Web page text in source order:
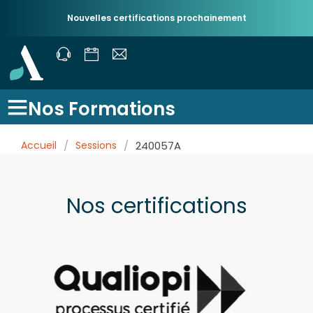
Nouvelles certifications prochainement
Nos Formations
Accueil / Sessions / 240057A
Nos certifications